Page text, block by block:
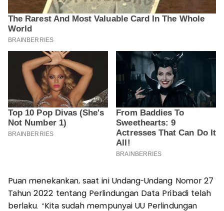
Puan menekankan, saat ini Undang-Undang Nomor 27
Tahun 2022 tentang Perlindungan Data Pribadi telah
berlaku. “Kita sudah mempunyai UU Perlindungan